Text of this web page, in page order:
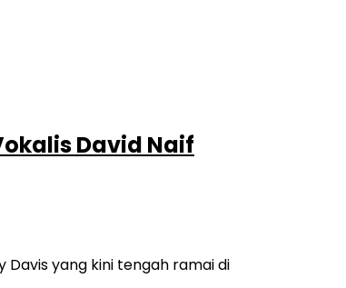
David Naif
Davis yang kini tengah ramai di